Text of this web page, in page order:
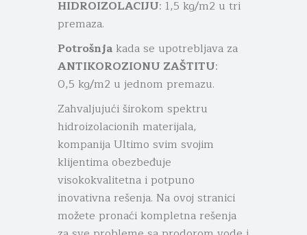
HIDROIZOLACIJU: 1,5 kg/m2 u tri
premaza.
Potrošnja kada se upotrebljava za
ANTIKOROZIONU ZAŠTITU:
0,5 kg/m2 u jednom premazu.
Zahvaljujući širokom spektru
hidroizolacionih materijala,
kompanija Ultimo svim svojim
klijentima obezbeđuje
visokokvalitetna i potpuno
inovativna rešenja. Na ovoj stranici
možete pronaći kompletna rešenja